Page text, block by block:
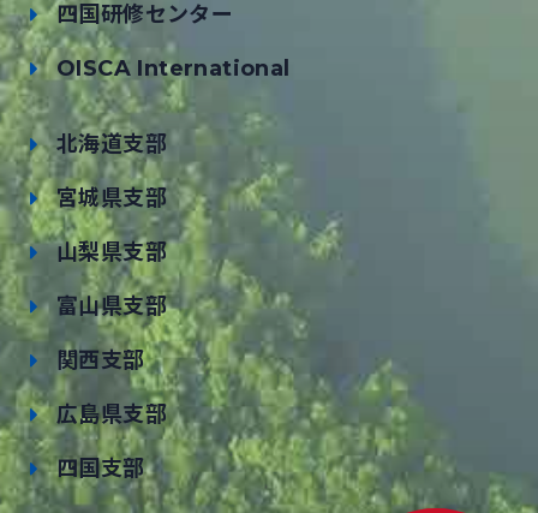
四国研修センター
OISCA International
北海道支部
宮城県支部
山梨県支部
富山県支部
関西支部
広島県支部
四国支部